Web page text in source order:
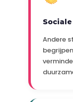
Andere